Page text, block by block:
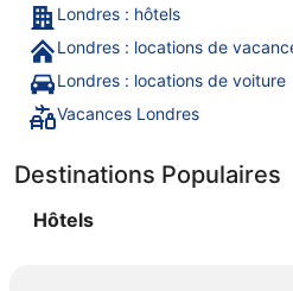
Londres : hôtels
Londres : locations de
Londres : locations de voiture
Vacances Londres
Destinations Populaires
Hôtels